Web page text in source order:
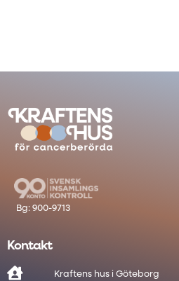
Kontakt
 Kraftens hus i Göteborg